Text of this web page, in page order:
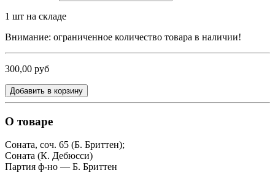
1 шт на складе
Внимание: ограниченное количество товара в наличии!
300,00 руб
Добавить в корзину
О товаре
Соната, соч. 65 (Б. Бриттен);
Соната (К. Дебюсси)
Партия ф-но — Б. Бриттен